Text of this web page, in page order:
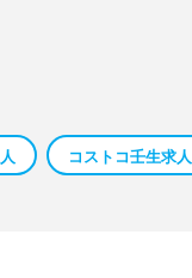
コストコ壬生求人